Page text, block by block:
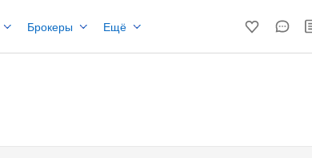
Брокеры Ещё